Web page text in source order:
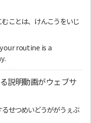
ことは、けんこうをいじ
routine is a
説明動画がウェブサ
せつめいどうががうぇぶ